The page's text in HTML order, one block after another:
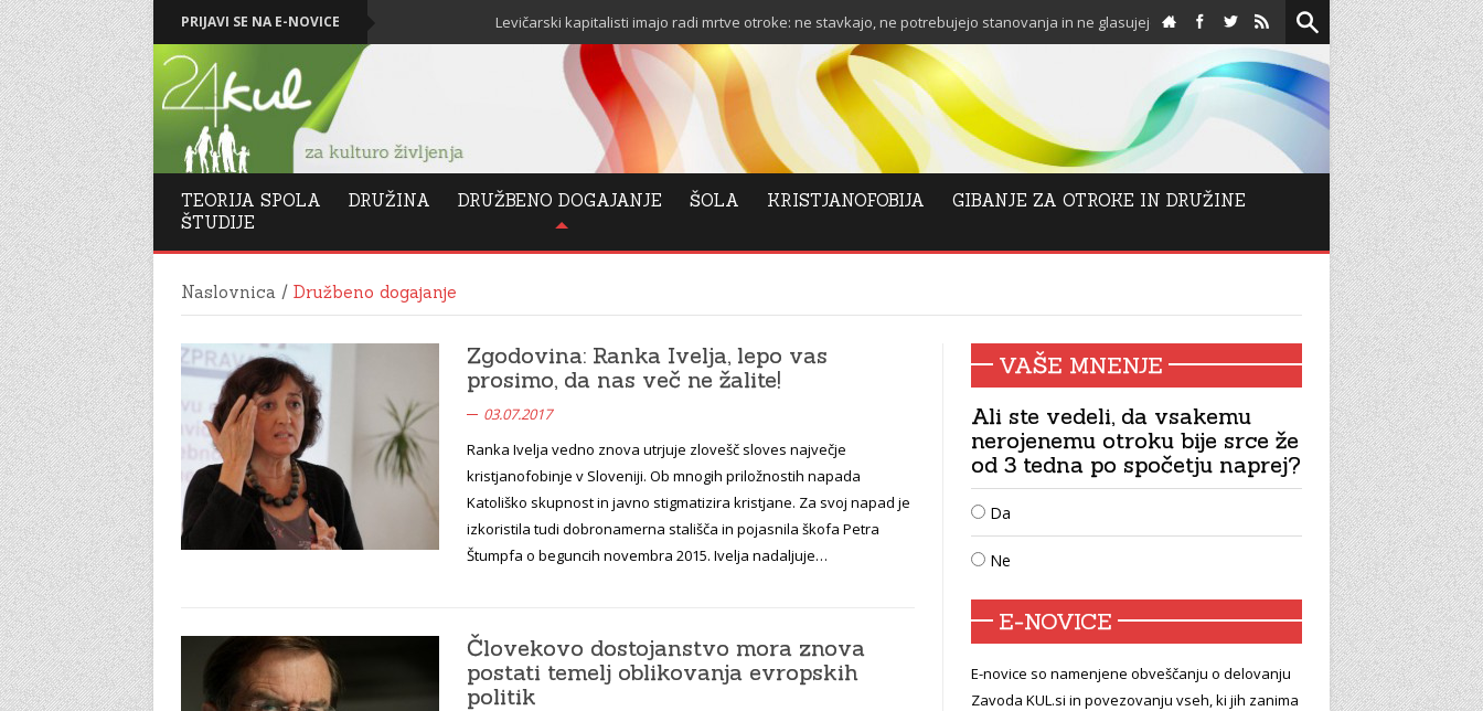
PRIJAVI SE NA E-NOVICE Levičarski kapitalisti imajo radi mrtve otroke: ne stavkajo, ne potrebujejo stanovanja in ne glasujejo proti njim! Spodbuda za adventni čas:
TEORIJA SPOLA DRUŽINA DRUŽBENO DOGAJANJE ŠOLA KRISTJANOFOBIJA
GIBANJE ZA OTROKE IN DRUŽINE
ŠTUDIJE
Naslovnica / Družbeno dogajanje
Zgodovina: Ranka Ivelja, lepo vas
prosimo, da nas več ne žalite!
03.07.2017
Ranka Ivelja vedno znova utrjuje zlovešč sloves največje
kristjanofobinje v Sloveniji. Ob mnogih priložnostih napada
Katoliško skupnost in javno stigmatizira kristjane. Za svoj napad je
izkoristila tudi dobronamerna stališča in pojasnila škofa Petra
Štumpfa o beguncih novembra 2015. Ivelja nadaljuje…
Človekovo dostojanstvo mora znova
postati temelj oblikovanja evropskih
politik
VAŠE MNENJE
Ali ste vedeli, da vsakemu
nerojenemu otroku bije srce že
od 3 tedna po spočetju naprej?
Da
Ne
E-NOVICE
E-novice so namenjene obveščanju o delovanju
Zavoda KUL.si in povezovanju vseh, ki jih zanima